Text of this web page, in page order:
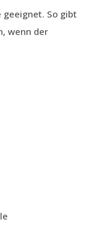
geeignet. So gibt
wenn der